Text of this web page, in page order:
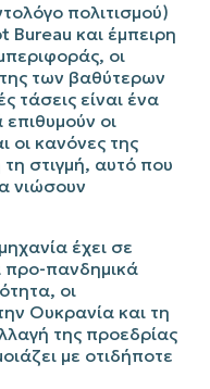
πολιτισμού)
Bureau και έμπειρη
οι
των βαθύτερων
τάσεις είναι ένα
οι
οι κανόνες της
στιγμή, αυτό που
νιώσουν
έχει σε
προ-πανδημικά
οι
Ουκρανία και τη
της προεδρίας
με οτιδήποτε